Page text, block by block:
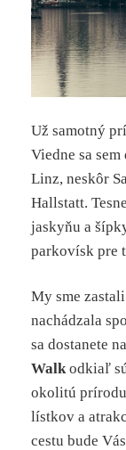
Už samotný
Viedne sa
Linz, neskôr
Hallstatt.
jaskyňu a
parkovísk pre
My sme
nachádzala
sa dostanete
Walkodkiaľ
okolitú
lístkov a
cestu bude